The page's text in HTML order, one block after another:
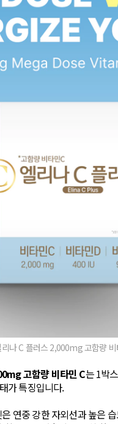
나 C 플러스 2,000mg 고함량
고함량 비타민 C는 1박
가 특징입니다.
연중 강한 자외선과 높은